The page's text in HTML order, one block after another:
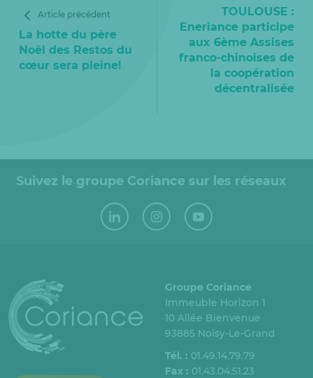
Article précédent
La hotte du père
Noël des Restos du
cœur sera pleine!
TOULOUSE :
Eneriance participe
aux 6ème Assises
franco-chinoises de
la coopération
décentralisée
Suivez le groupe Coriance sur les réseaux
Groupe Coriance
Immeuble Horizon 1
10 Allée Bienvenue
93885 Noisy-Le-Grand
Tél. : 01.49.14.79.79
Fax : 01.43.04.51.23